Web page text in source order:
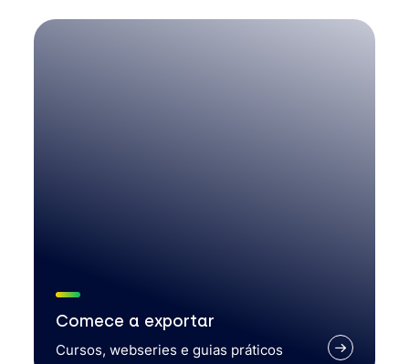
Comece a exportar
Cursos, webseries e guias práticos